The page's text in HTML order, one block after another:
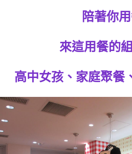
陪著你
來這用餐的
高中女孩、家庭聚餐